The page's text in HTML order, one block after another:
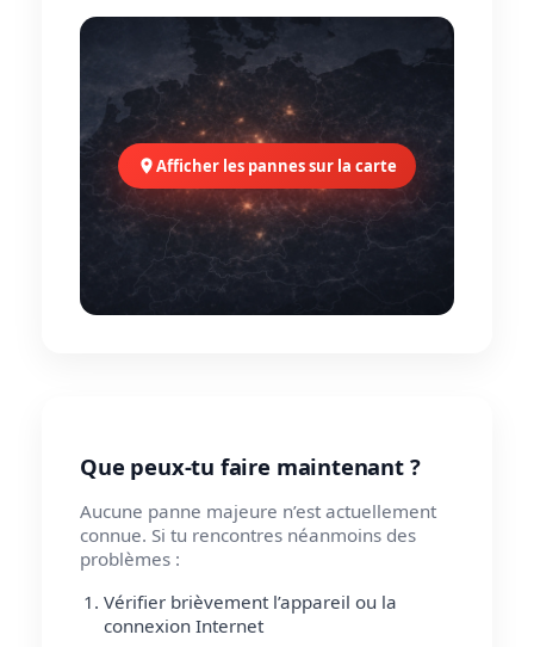
Afficher les pannes sur la carte
Que peux-tu faire maintenant ?
Aucune panne majeure n’est actuellement
connue. Si tu rencontres néanmoins des
problèmes :
Vérifier brièvement l’appareil ou la
connexion Internet